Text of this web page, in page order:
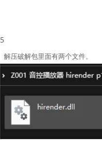
5
解压破解包里面有两个文件。